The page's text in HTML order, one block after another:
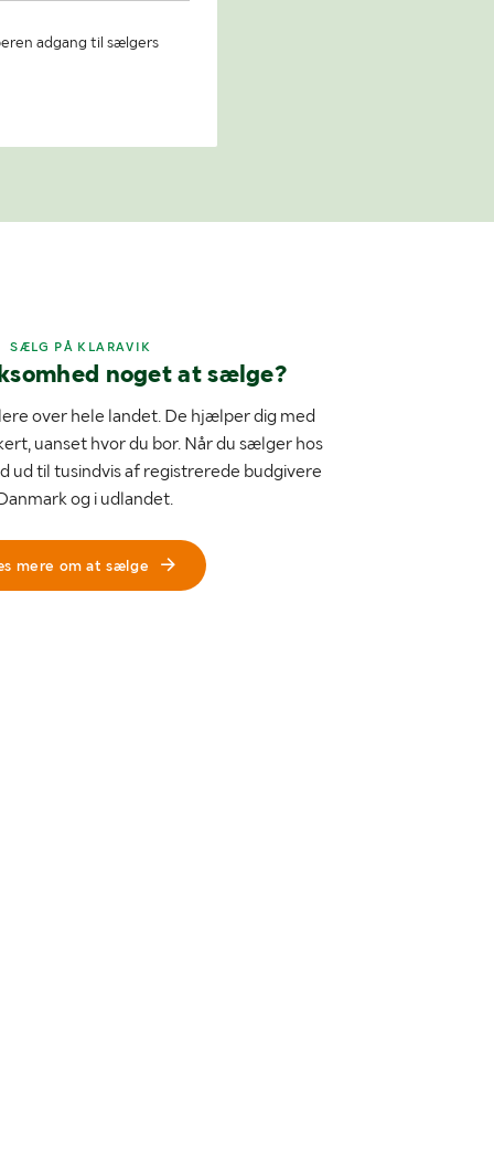
adgang til sælgers
SÆLG PÅ KLARAVIK
noget at sælge?
over hele landet. De hjælper dig med
uanset hvor du bor. Når du sælger hos
ud til tusindvis af registrerede budgivere
og i udlandet.
mere om at sælge